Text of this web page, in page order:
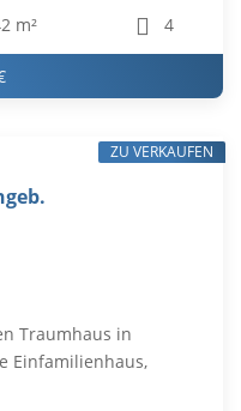
m² 4
Traumhaus in
Einfamilienhaus,
ZU VERKAUFEN